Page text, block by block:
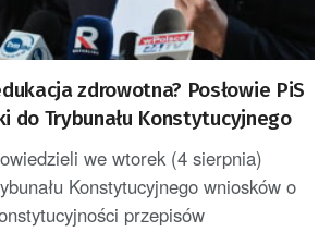
zdrowotna? Posłowie PiS
do Trybunału Konstytucyjnego
we wtorek (4 sierpnia)
Konstytucyjnego wniosków o
przepisów